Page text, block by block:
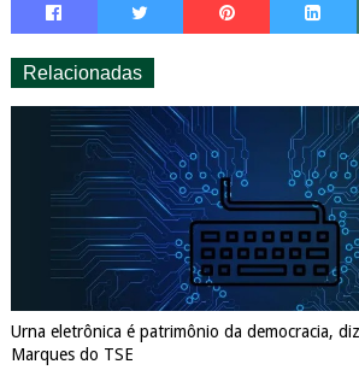
Relacionadas
Urna eletrônica é patrimônio da democracia,
Marques do TSE